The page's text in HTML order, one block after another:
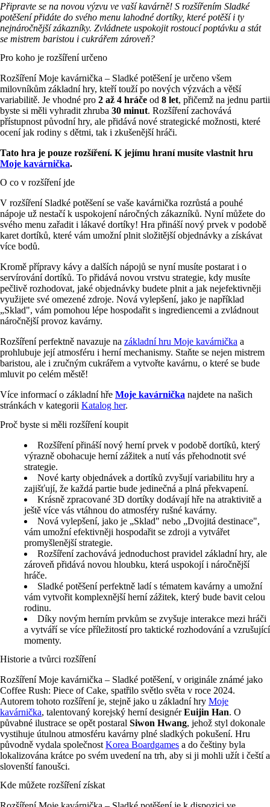
Připravte se na novou výzvu ve vaší kavárně! S rozšířením Sladké
potěšení přidáte do svého menu lahodné dortíky, které potěší i ty
nejnáročnější zákazníky. Zvládnete uspokojit rostoucí poptávku a stát
se mistrem baristou i cukrářem zároveň?
Pro koho je rozšíření určeno
Rozšíření Moje kavárnička – Sladké potěšení je určeno všem
milovníkům základní hry, kteří touží po nových výzvách a větší
variabilitě. Je vhodné pro 2 až 4 hráče od 8 let, přičemž na jednu partii
byste si měli vyhradit zhruba 30 minut. Rozšíření zachovává
přístupnost původní hry, ale přidává nové strategické možnosti, které
ocení jak rodiny s dětmi, tak i zkušenější hráči.
Tato hra je pouze rozšíření. K jejímu hraní musíte vlastnit hru
Moje kavárnička.
O co v rozšíření jde
V rozšíření Sladké potěšení se vaše kavárnička rozrůstá a pouhé
nápoje už nestačí k uspokojení náročných zákazníků. Nyní můžete do
svého menu zařadit i lákavé dortíky! Hra přináší nový prvek v podobě
karet dortíků, které vám umožní plnit složitější objednávky a získávat
více bodů.
Kromě přípravy kávy a dalších nápojů se nyní musíte postarat i o
servírování dortíků. To přidává novou vrstvu strategie, kdy musíte
pečlivě rozhodovat, jaké objednávky budete plnit a jak nejefektivněji
využijete své omezené zdroje. Nová vylepšení, jako je například
„Sklad", vám pomohou lépe hospodařit s ingrediencemi a zvládnout
náročnější provoz kavárny.
Rozšíření perfektně navazuje na základní hru Moje kavárnička a
prohlubuje její atmosféru i herní mechanismy. Staňte se nejen mistrem
baristou, ale i zručným cukrářem a vytvořte kavárnu, o které se bude
mluvit po celém městě!
Více informací o základní hře Moje kavárnička najdete na našich
stránkách v kategorii Katalog her.
Proč byste si měli rozšíření koupit
Rozšíření přináší nový herní prvek v podobě dortíků, který
výrazně obohacuje herní zážitek a nutí vás přehodnotit své
strategie.
Nové karty objednávek a dortíků zvyšují variabilitu hry a
zajišťují, že každá partie bude jedinečná a plná překvapení.
Krásně zpracované 3D dortíky dodávají hře na atraktivitě a
ještě více vás vtáhnou do atmosféry rušné kavárny.
Nová vylepšení, jako je „Sklad" nebo „Dvojitá destinace",
vám umožní efektivněji hospodařit se zdroji a vytvářet
promyšlenější strategie.
Rozšíření zachovává jednoduchost pravidel základní hry, ale
zároveň přidává novou hloubku, která uspokojí i náročnější
hráče.
Sladké potěšení perfektně ladí s tématem kavárny a umožní
vám vytvořit komplexnější herní zážitek, který bude bavit celou
rodinu.
Díky novým herním prvkům se zvyšuje interakce mezi hráči
a vytváří se více příležitostí pro taktické rozhodování a vzrušující
momenty.
Historie a tvůrci rozšíření
Rozšíření Moje kavárnička – Sladké potěšení, v originále známé jako
Coffee Rush: Piece of Cake, spatřilo světlo světa v roce 2024.
Autorem tohoto rozšíření je, stejně jako u základní hry Moje
kavárnička, talentovaný korejský herní designérEuijin Han. O
půvabné ilustrace se opět postaral Siwon Hwang, jehož styl dokonale
vystihuje útulnou atmosféru kavárny plné sladkých pokušení. Hru
původně vydala společnost Korea Boardgames a do češtiny byla
lokalizována krátce po svém uvedení na trh, aby si ji mohli užít i čeští a
slovenští fanoušci.
Kde můžete rozšíření získat